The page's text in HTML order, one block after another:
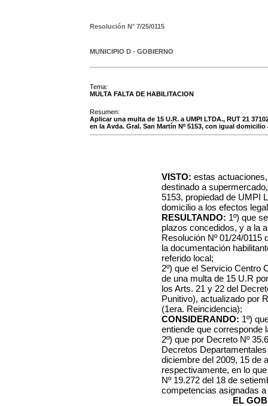
Resolución N° 7/25/0115
MUNICIPIO D - GOBIERNO
Tema:
MULTA FALTA DE HABILITACION
Resumen:
Aplicar una multa de 15 U.R. a UMPI LTDA., RUT 21
en la Avda. Gral. San Martín Nº 5153, con igual
VISTO: estas
destinado a
5153, propiedad de UMPI
domicilio a los efectos
RESULTANDO: 1º) que
plazos concedidos, y a la
Resolución Nº 01/24/0115
la documentación
referido local;
2º) que el Servicio Centro
de una multa de 15 U.R
los Arts. 21 y 22 del
Punitivo), actualizado por
(1era. Reincidencia);
CONSIDERANDO: 1º)
entiende que corresponde
2º) que por Decreto Nº
Decretos
diciembre del 2009, 15 de
respectivamente, en lo
Nº 19.272 del 18 de
competencias asignadas
EL